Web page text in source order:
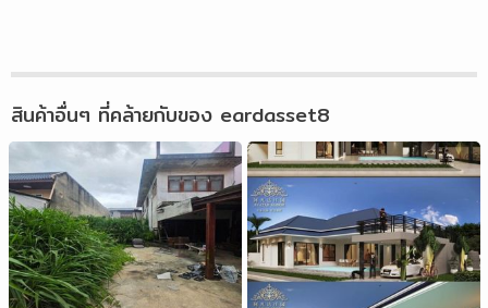
สินค้าอื่นๆ ที่คล้ายกับของ eardasset8